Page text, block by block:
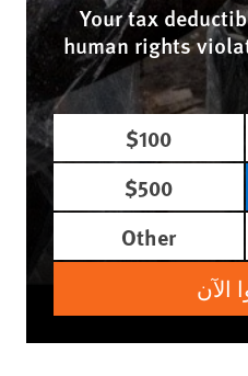
Your tax
human rights
$100
$500
Other
الآن